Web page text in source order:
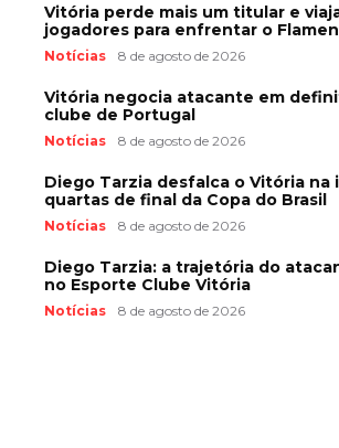
Vitória perde mais um titular e
jogadores para enfrentar o
Notícias 8 de agosto de 2026
Vitória negocia atacante em
clube de Portugal
Notícias 8 de agosto de 2026
Diego Tarzia desfalca o Vitória na
quartas de final da Copa do Brasil
Notícias 8 de agosto de 2026
Diego Tarzia: a trajetória do
no Esporte Clube Vitória
Notícias 8 de agosto de 2026